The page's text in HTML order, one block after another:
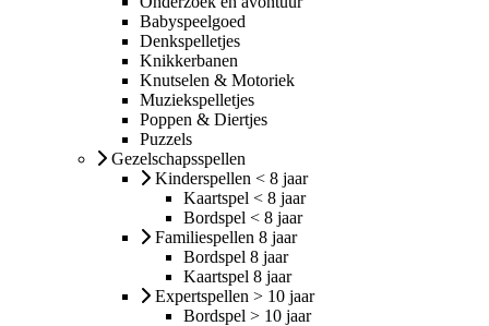
Babyspeelgoed
Denkspelletjes
Knikkerbanen
Knutselen & Motoriek
Muziekspelletjes
Poppen & Diertjes
Puzzels
Gezelschapsspellen
Kinderspellen < 8 jaar
Kaartspel < 8 jaar
Bordspel < 8 jaar
Familiespellen 8 jaar
Bordspel 8 jaar
Kaartspel 8 jaar
Expertspellen > 10 jaar
Bordspel > 10 jaar